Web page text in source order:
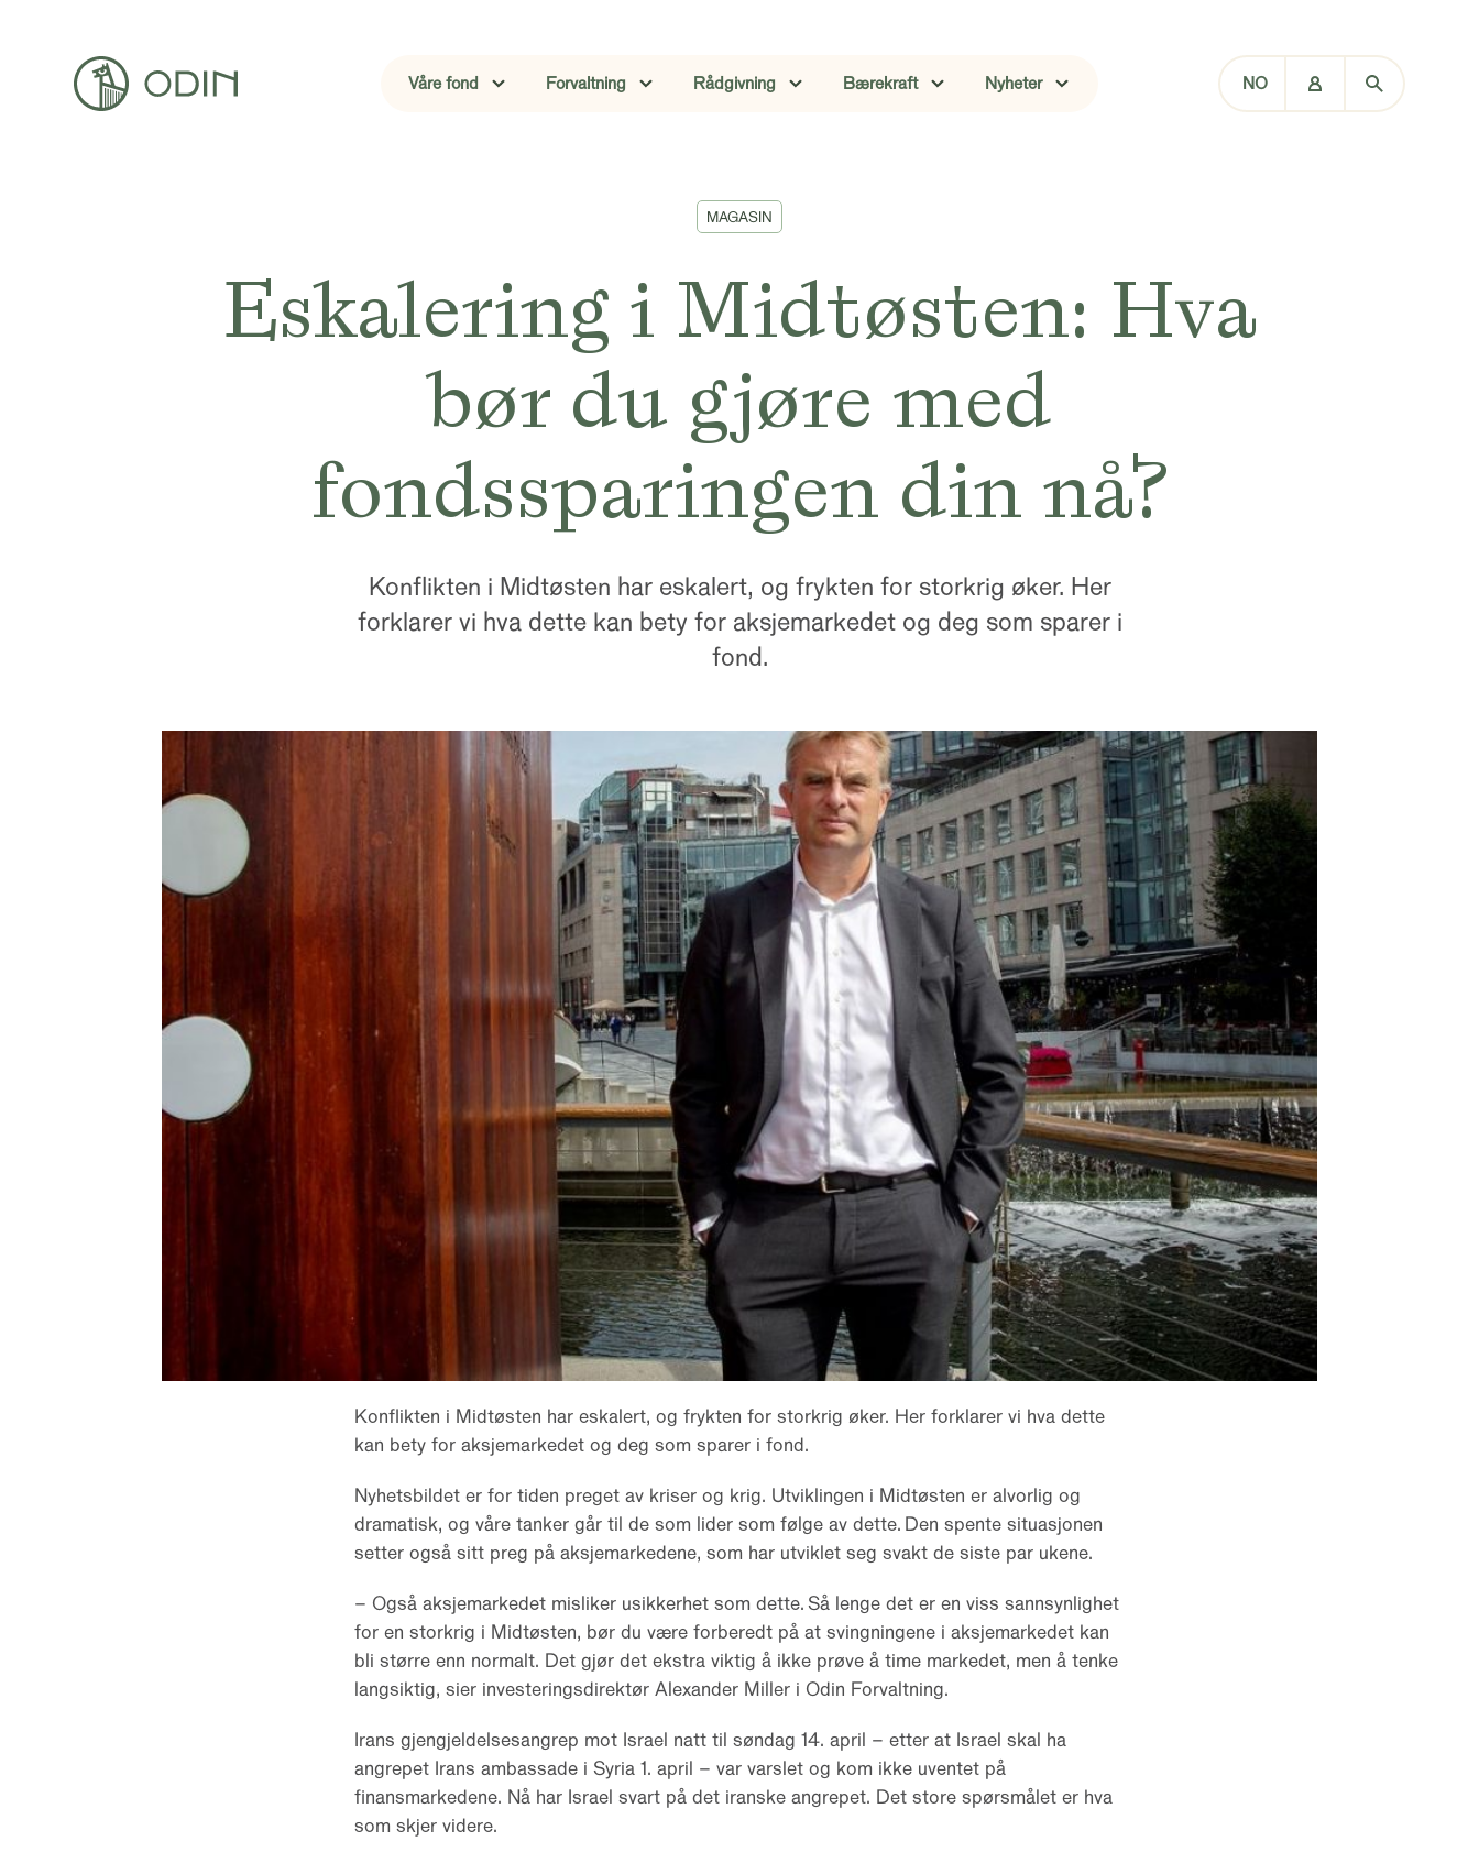
Våre fond Forvaltning Rådgivning Bærekraft Nyheter NO
MAGASIN
Eskalering i Midtøsten: Hva
bør du gjøre med
fondssparingen din nå?
Konflikten i Midtøsten har eskalert, og frykten for storkrig øker. Her
forklarer vi hva dette kan bety for aksjemarkedet og deg som sparer i
fond.
Konflikten i Midtøsten har eskalert, og frykten for storkrig øker. Her forklarer vi hva dette
kan bety for aksjemarkedet og deg som sparer i fond.
Nyhetsbildet er for tiden preget av kriser og krig. Utviklingen i Midtøsten er alvorlig og
dramatisk, og våre tanker går til de som lider som følge av dette. Den spente situasjonen
setter også sitt preg på aksjemarkedene, som har utviklet seg svakt de siste par ukene.
– Også aksjemarkedet misliker usikkerhet som dette. Så lenge det er en viss sannsynlighet
for en storkrig i Midtøsten, bør du være forberedt på at svingningene i aksjemarkedet kan
bli større enn normalt. Det gjør det ekstra viktig å ikke prøve å time markedet, men å tenke
langsiktig, sier investeringsdirektør Alexander Miller i Odin Forvaltning.
Irans gjengjeldelsesangrep mot Israel natt til søndag 14. april – etter at Israel skal ha
angrepet Irans ambassade i Syria 1. april – var varslet og kom ikke uventet på
finansmarkedene. Nå har Israel svart på det iranske angrepet. Det store spørsmålet er hva
som skjer videre.